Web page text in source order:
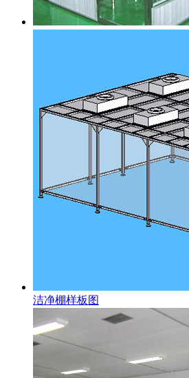
洁净棚样板图